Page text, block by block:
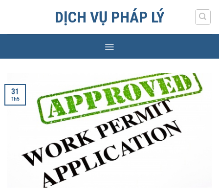
DỊCH VỤ PHÁP LÝ
31
Th5